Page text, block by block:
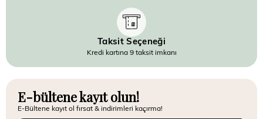
Taksit Seçeneği
Kredi kartına 9 taksit imkanı
E-bültene kayıt olun!
E-Bültene kayıt ol fırsat & indirimleri kaçırma!